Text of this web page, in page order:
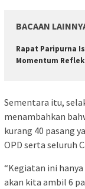
BACAAN
Rapat Paripurna
Momentum
Sementara itu,
menambahkan
kurang 40 pasang
OPD serta seluruh
“Kegiatan ini
akan kita ambil 6